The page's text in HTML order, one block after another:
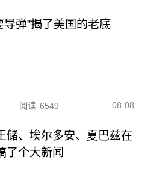
弹”揭了美国的老底
阅读 6549 08-08
储、埃尔多安、夏巴兹在
了个大新闻